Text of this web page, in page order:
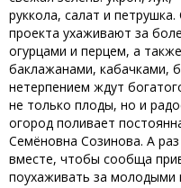
руккола, салат и
проекта ухаживают за
огурцами и перцем, а
баклажанами, кабачками,
нетерпением ждут
не только плоды, но и
огород поливает
Семёновна Созинова. А
вместе, чтобы сообща
поухаживать за молодыми